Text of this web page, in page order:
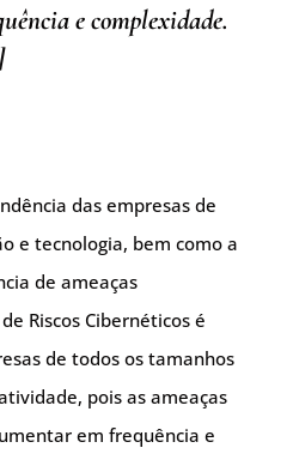
e complexidade.
das empresas de
e tecnologia, bem como a
de ameaças
Riscos Cibernéticos é
de todos os tamanhos
pois as ameaças
em frequência e